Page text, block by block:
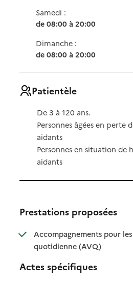
Samedi :
de 08:00 à 20:00
Dimanche :
de 08:00 à 20:00
Patientèle
De 3 à 120 ans.
Personnes âgées en perte
aidants
Personnes en situation de
aidants
Prestations proposées
Accompagnements pour
quotidienne (AVQ): disponible
: non
Actes spécifiques